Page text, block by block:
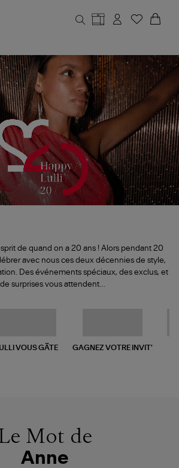
de quand on a 20 ans ! Alors pendant 20
avec nous ces deux décennies de style,
Des événements spéciaux, des exclus, et
surprises vous attendent…
VOUS GÄTE GAGNEZ VOTRE INVIT'
Mot de
Anne